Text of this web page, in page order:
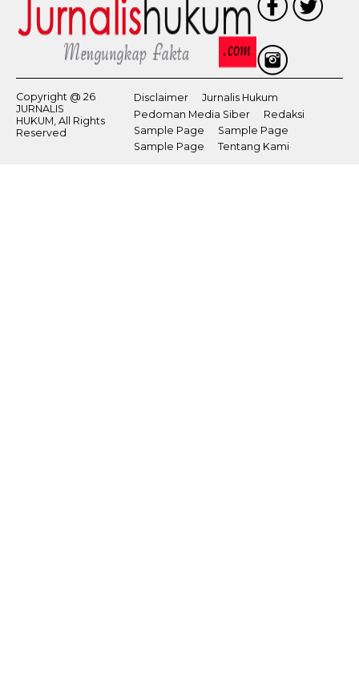
Copyright @ 26
JURNALIS
HUKUM, All Rights
Reserved
Disclaimer
Jurnalis Hukum
Pedoman Media Siber
Redaksi
Sample Page
Sample Page
Sample Page
Tentang Kami